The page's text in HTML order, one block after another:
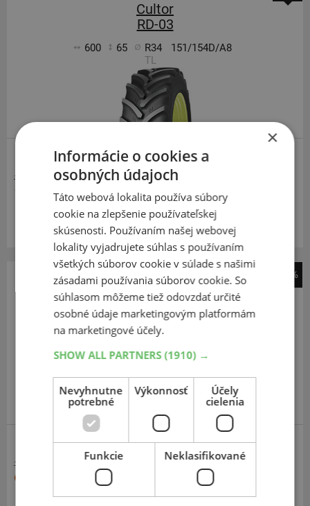
Cultor
RD-03
600 65 R34
151/154D/A8
TL
TRAKTOROVÉ ZADNÍ
1 578,00 €
1 055,10 €
Momentálne nedostupné
-33%
Cultor
RD-03
600 65 R28
TRAKTOROVÉ ZADNÍ
1 490,40 €
996,40 €
Momentálne nedostupné
×
Informácie o cookies a
osobných údajoch
Táto webová lokalita používa súbory
cookie na zlepšenie používateľskej
skúsenosti. Používaním našej webovej
lokality vyjadrujete súhlas s používaním
všetkých súborov cookie v súlade s našimi
zásadami používania súborov cookie. So
súhlasom môžeme tiež odovzdať určité
osobné údaje marketingovým platformám
na marketingové účely.
SHOW ALL PARTNERS(1910) →
Nevyhnutne
potrebné
Výkonnosť
Účely
cielenia
Funkcie Neklasifikované